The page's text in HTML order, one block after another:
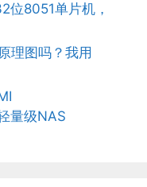
位8051单片机，
理图吗？我用
量级NAS